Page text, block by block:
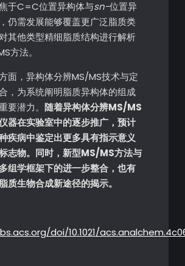
于C=C位置异构体与sn-位置异
仍需发展能够覆盖更广泛脂质类
其他类型精细脂质结构进行解析
方法。
面，异构体分辨MS/MS技术与定
，为系统阐明脂质异构体的组成
要潜力。 随着异构体分辨MS/MS
器在实验室中的逐步推广，预计
疾病中鉴定出更多具有指示意义
志物。同时，新型MS/MS方法与
组学框架下的进一步整合，也有
质生物合成新途径的揭示。
doi/10.1021/